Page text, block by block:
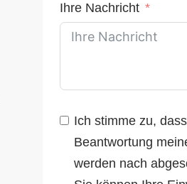
Ihre Nachricht
Ich stimme zu,
Beantwortung
werden nach